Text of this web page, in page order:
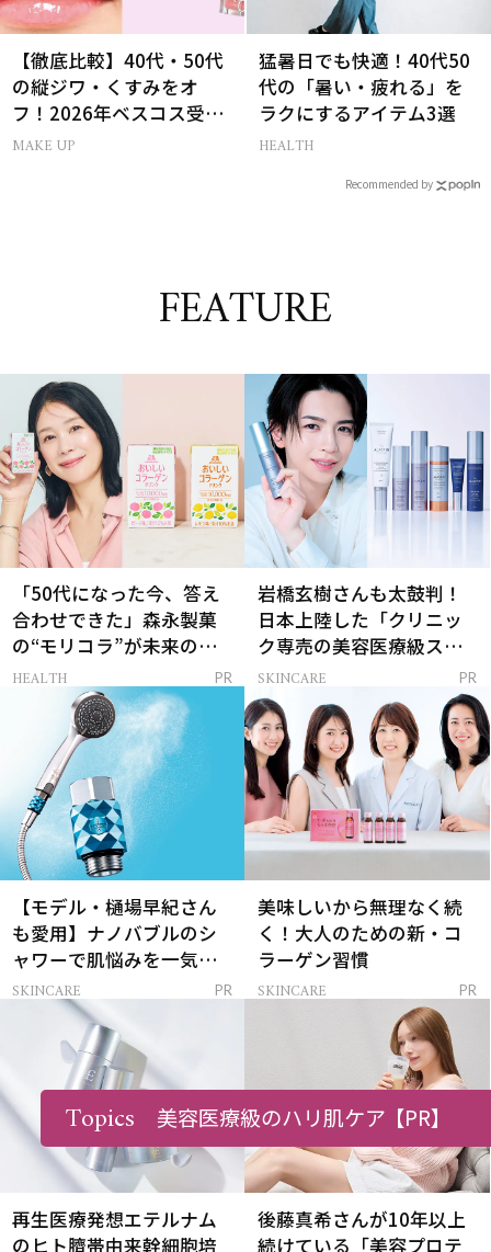
【徹底比較】40代・50代
の縦ジワ・くすみをオ
フ！2026年ベスコス受賞
リキッドルージュ3選
MAKE UP
猛暑日でも快適！40代50
代の「暑い・疲れる」を
ラクにするアイテム3選
HEALTH
Recommended by
FEATURE
「50代になった今、答え
合わせできた」森永製菓
の“モリコラ”が未来のキ
レイを連れてくる！
HEALTH PR
岩橋玄樹さんも太鼓判！
日本上陸した「クリニッ
ク専売の美容医療級スキ
ンケア」
SKINCARE PR
【モデル・樋場早紀さん
も愛用】ナノバブルのシ
ャワーで肌悩みを一気に
解決
SKINCARE PR
美味しいから無理なく続
く！大人のための新・コ
ラーゲン習慣
SKINCARE PR
再生医療発想エテルナム
のヒト臍帯由来幹細胞培
後藤真希さんが10年以上
続けている「美容プロテ
Topics 美容医療級のハリ肌ケア【PR】